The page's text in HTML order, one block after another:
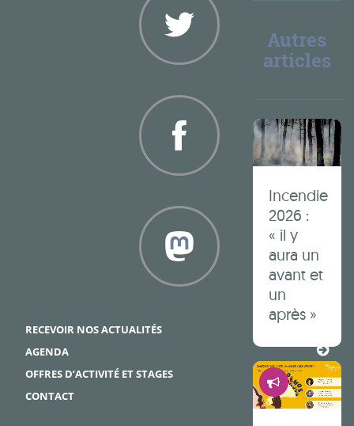
Autres
articles
Incendie
2026 :
« il y
aura un
avant et
un
après »
RECEVOIR NOS ACTUALITÉS
AGENDA
OFFRES D’ACTIVITÉ ET STAGES
CONTACT